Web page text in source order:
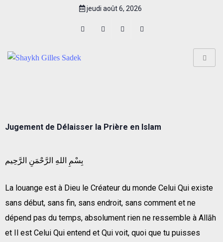
jeudi août 6, 2026
Jugement de Délaisser la Prière en Islam
بِسْمِ اللهِ الرَّحْمَنِ الرَّحِيم
La louange est à Dieu le Créateur du monde Celui Qui existe
sans début, sans fin, sans endroit, sans comment et ne
dépend pas du temps, absolument rien ne ressemble à Allāh
et Il est Celui Qui entend et Qui voit, quoi que tu puisses